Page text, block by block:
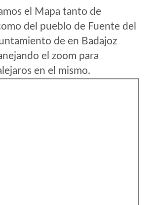
el Mapa tanto de
del pueblo de Fuente del
de en Badajoz
el zoom para
en el mismo.